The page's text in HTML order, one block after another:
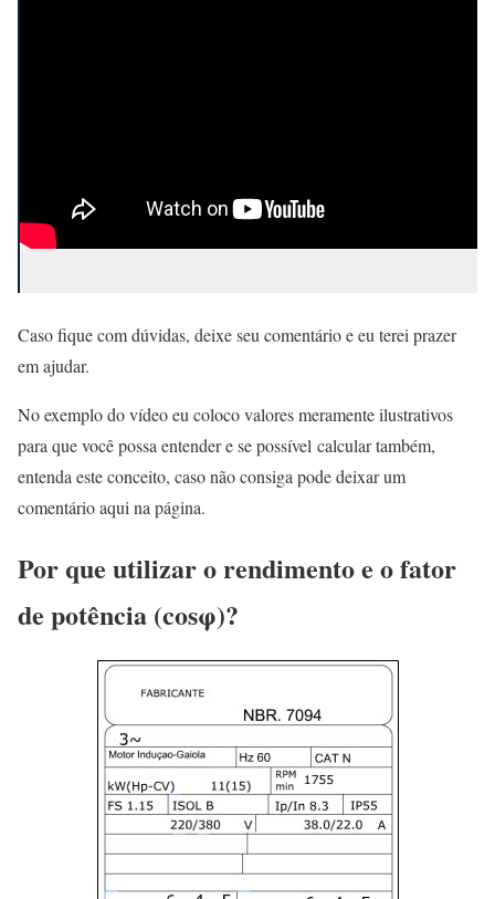
Caso fique com dúvidas, deixe seu comentário e eu terei prazer
em ajudar.
No exemplo do vídeo eu coloco valores meramente ilustrativos
para que você possa entender e se possível calcular também,
entenda este conceito, caso não consiga pode deixar um
comentário aqui na página.
Por que utilizar o rendimento e o fator
de potência (cosφ)?